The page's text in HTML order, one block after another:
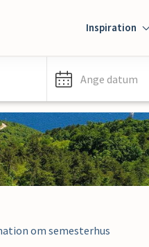
Inspiration
Ange datum
om semesterhus